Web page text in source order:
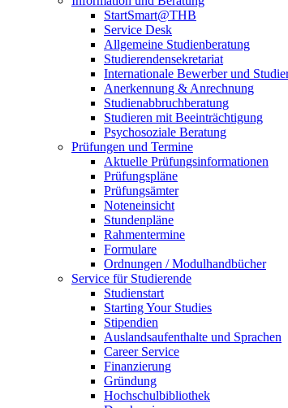
StartSmart@THB
Service Desk
Allgemeine Studienberatung
Studierendensekretariat
Internationale Bewerber und
Anerkennung & Anrechnung
Studienabbruchberatung
Studieren mit Beeinträchtigung
Psychosoziale Beratung
Prüfungen und Termine
Aktuelle Prüfungsinformationen
Prüfungspläne
Prüfungsämter
Noteneinsicht
Stundenpläne
Rahmentermine
Formulare
Ordnungen / Modulhandbücher
Service für Studierende
Studienstart
Starting Your Studies
Stipendien
Auslandsaufenthalte und Sprachen
Career Service
Finanzierung
Gründung
Hochschulbibliothek